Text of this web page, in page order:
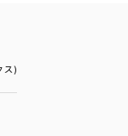
ス)